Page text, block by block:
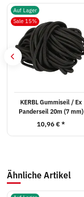
Auf Lager
Sale 15%
KERBL Gummiseil / Ex
Panderseil 20m (7 mm)
10,96 €*
Ähnliche Artikel